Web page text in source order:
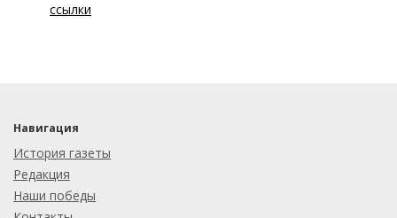
ссылки
Навигация
История газеты
Редакция
Наши победы